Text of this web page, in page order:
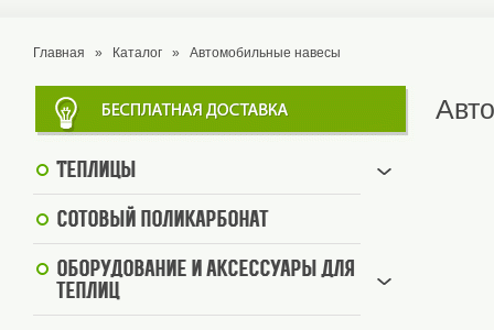
Главная » Каталог » Автомобильные навесы
Теплицы
Сотовый поликарбонат
Оборудование и аксессуары для
теплиц